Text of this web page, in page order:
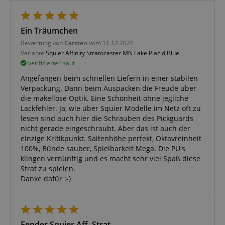
Ein Träumchen
Bewertung von Carsten vom 11.12.2021
Variante Squier Affinity Stratocaster MN Lake Placid Blue
verifizierter Kauf
Angefangen beim schnellen Liefern in einer stabilen
Verpackung. Dann beim Auspacken die Freude über
die makellose Optik. Eine Schönheit ohne jegliche
Lackfehler. Ja, wie über Squier Modelle im Netz oft zu
lesen sind auch hier die Schrauben des Pickguards
nicht gerade eingeschraubt. Aber das ist auch der
einzige Kritikpunkt. Saitenhöhe perfekt, Oktavreinheit
100%, Bünde sauber, Spielbarkeit Mega. Die PU's
klingen vernünftig und es macht sehr viel Spaß diese
Strat zu spielen.
Danke dafür :-)
Cookie
Anbieter /
Domain
zoovu-
vid-
91347
www.kirstein.at
Stunde
remembering
a given end
user (what
answers were
clicked, on
which page
he was the
last time,
etc.).
Google-
Datenschutzerklärung